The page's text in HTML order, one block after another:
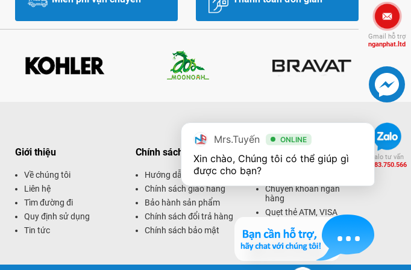
Giới thiệu
Về chúng tôi
Liên hệ
Tìm đường đi
Quy định sử dụng
Tin tức
Chính sách mua hàng
Hướng dẫn mua hàng
Chính sách giao hàng
Bảo hành sản phẩm
Chính sách đổi trả hàng
Chính sách bảo mật
Hình thức thanh toán
Chuyển khoản ngân
hàng
Quẹt thẻ ATM, VISA
Thanh toán trực tuyến
Gmail hỗ trợ
nganphat.ltd
Zalo tư vấn
0983.750.566
Mrs.Tuyến ONLINE
Xin chào, Chúng tôi có thể giúp gì
được cho bạn?